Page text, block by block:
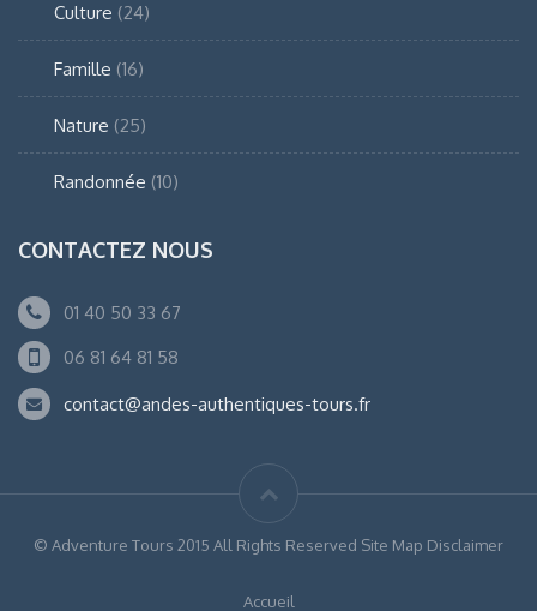
Culture (24)
Famille (16)
Nature (25)
Randonnée (10)
CONTACTEZ NOUS
01 40 50 33 67
06 81 64 81 58
contact@andes-authentiques-tours.fr
© Adventure Tours 2015 All Rights Reserved Site Map Disclaimer
Accueil